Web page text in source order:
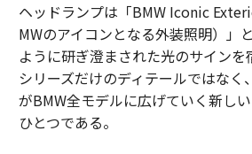
ヘッドランプは「BMW Iconic
MWのアイコンとなる外装照明）」
ように研ぎ澄まされた光のサインを
シリーズだけのディテールではなく
がBMW全モデルに広げていく新し
ひとつである。